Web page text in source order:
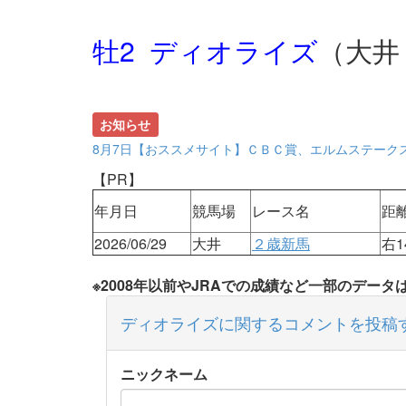
牡2 ディオライズ （大
お知らせ
8月7日【おススメサイト】ＣＢＣ賞、エルムステー
【PR】
年月日
競馬場 レース名
距
2026/06/29
大井 ２歳新馬
右
※2008年以前やJRAでの成績など一部のデータ
ディオライズに関するコメントを投稿
ニックネーム